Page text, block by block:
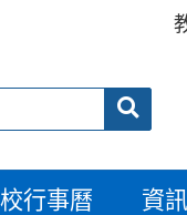
送出
行事曆 資